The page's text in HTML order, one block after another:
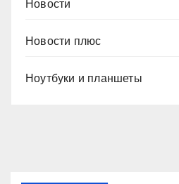
Новости
Новости плюс
Ноутбуки и планшеты